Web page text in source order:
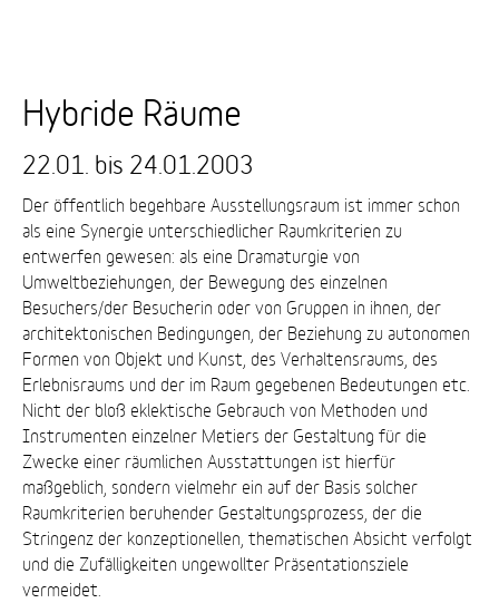
Hybride
Räume
Hybride Räume
22.01. bis 24.01.2003
Der öffentlich begehbare Ausstellungsraum ist immer schon
als eine Synergie unterschiedlicher Raumkriterien zu
entwerfen gewesen: als eine Dramaturgie von
Umweltbeziehungen, der Bewegung des einzelnen
Besuchers/der Besucherin oder von Gruppen in ihnen, der
architektonischen Bedingungen, der Beziehung zu autonomen
Formen von Objekt und Kunst, des Verhaltensraums, des
Erlebnisraums und der im Raum gegebenen Bedeutungen etc.
Nicht der bloß eklektische Gebrauch von Methoden und
Instrumenten einzelner Metiers der Gestaltung für die
Zwecke einer räumlichen Ausstattungen ist hierfür
maßgeblich, sondern vielmehr ein auf der Basis solcher
Raumkriterien beruhender Gestaltungsprozess, der die
Stringenz der konzeptionellen, thematischen Absicht verfolgt
und die Zufälligkeiten ungewollter Präsentationsziele
vermeidet.